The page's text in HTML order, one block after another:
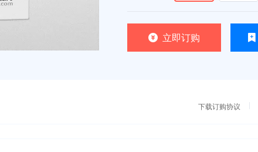
立即订购
下载订购协议